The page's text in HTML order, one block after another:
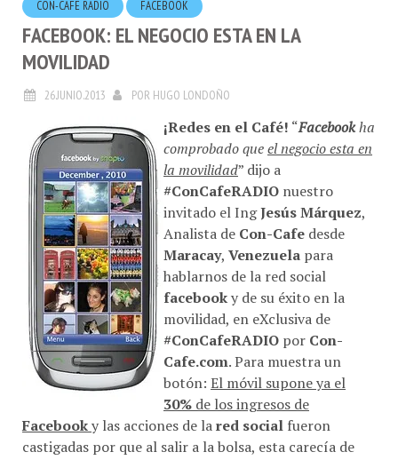
FACEBOOK: EL NEGOCIO ESTA EN LA
MOVILIDAD
comprobado queel negocio esta en
la movilidad” dijo a
#ConCafeRADIOnuestro
invitado el IngJesús Márquez
Analista deCon-Cafedesde
Maracay ,Venezuelapara
hablarnos de la red social
facebook y de su éxito en la
movilidad, en eXclusiva de
#ConCafeRADIOporCon-
Cafe.com. Para muestra un
botón:El móvil supone ya el
30%de los ingresos de
y las acciones de lared socialfueron
castigadas por que al salir a la bolsa, esta carecía de
una estrategia para la movilidad.